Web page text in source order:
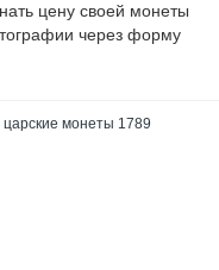
цену своей монеты
через форму
царские монеты 1789